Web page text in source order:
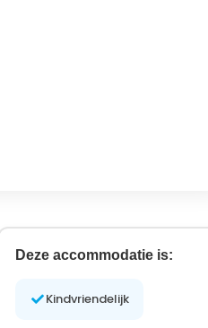
Deze accommodatie is:
Kindvriendelijk